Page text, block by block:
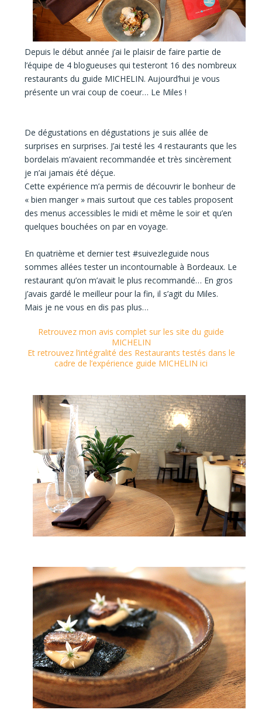
Depuis le début année j’ai le plaisir de faire partie de
l’équipe de 4 blogueuses qui testeront 16 des nombreux
restaurants du guide MICHELIN. Aujourd’hui je vous
présente un vrai coup de coeur… Le Miles !
De dégustations en dégustations je suis allée de
surprises en surprises. J’ai testé les 4 restaurants que les
bordelais m’avaient recommandée et très sincèrement
je n’ai jamais été déçue.
Cette expérience m’a permis de découvrir le bonheur de
« bien manger » mais surtout que ces tables proposent
des menus accessibles le midi et même le soir et qu’en
quelques bouchées on par en voyage.
En quatrième et dernier test #suivezleguide nous
sommes allées tester un incontournable à Bordeaux. Le
restaurant qu’on m’avait le plus recommandé… En gros
j’avais gardé le meilleur pour la fin, il s’agit du Miles.
Mais je ne vous en dis pas plus…
Retrouvez mon avis complet sur les site du guide
MICHELIN
Et retrouvez l’intégralité des Restaurants testés dans le
cadre de l’expérience guide MICHELIN ici